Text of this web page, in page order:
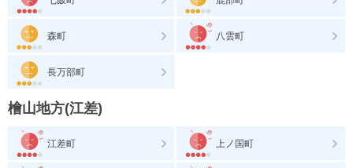
森町 八雲町
長万部町
檜山地方(江差)
江差町 上ノ国町